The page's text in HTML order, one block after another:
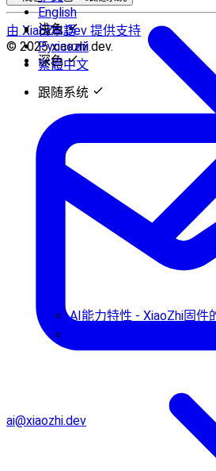
AI能力特性 - XiaoZhi固件
English
日本語
Русский
繁體中文
浅色
深色
跟随系统
由 XiaoZhi.Dev 提供支持
© 2025 xiaozhi.dev.
ai@xiaozhi.dev